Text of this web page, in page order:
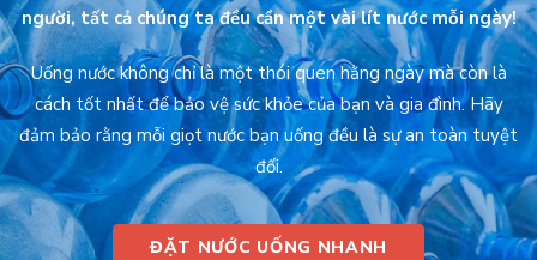
người, tất cả chúng ta đều cần một vài lít nước mỗi ngày!
Uống nước không chỉ là một thói quen hằng ngày mà còn là
cách tốt nhất để bảo vệ sức khỏe của bạn và gia đình. Hãy
đảm bảo rằng mỗi giọt nước bạn uống đều là sự an toàn tuyệt
đối.
ĐẶT NƯỚC UỐNG NHANH